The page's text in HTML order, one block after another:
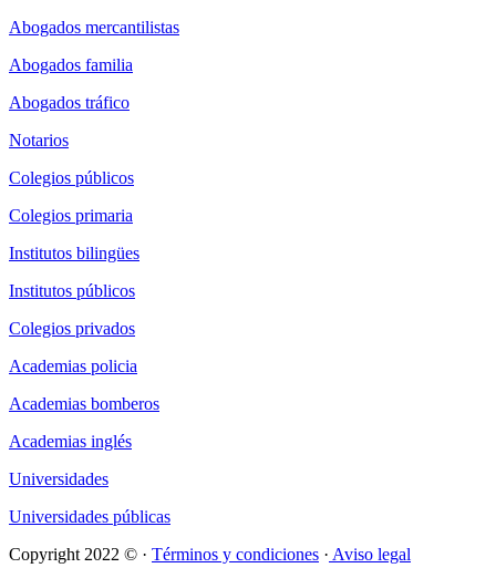
Abogados mercantilistas
Abogados familia
Abogados tráfico
Notarios
Colegios públicos
Colegios primaria
Institutos bilingües
Institutos públicos
Colegios privados
Academias policia
Academias bomberos
Academias inglés
Universidades
Universidades públicas
Copyright 2022 © · Términos y condiciones · Aviso legal